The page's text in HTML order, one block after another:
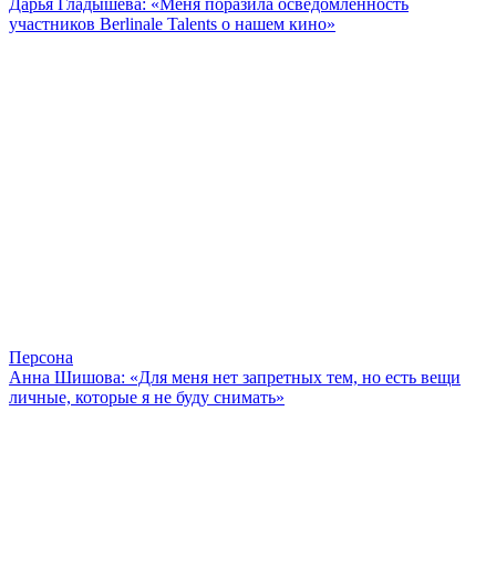
участников Berlinale Talents о нашем кино»
Персона
Анна Шишова: «Для меня нет запретных тем, но есть вещи
личные, которые я не буду снимать»